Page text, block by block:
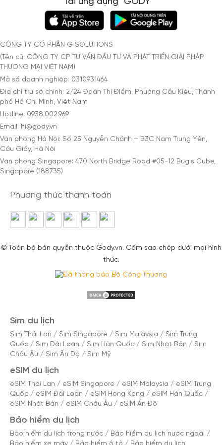
CÔNG TY CỔ PHẦN G SOLUTIONS
(Tên cũ: CÔNG TY CP TƯ VẤN ĐẦU TƯ VÀ PHÁT TRIỂN GIẢI PHÁP
THƯƠNG MẠI VIỆT NAM)
Mã số doanh nghiệp: 0310931464
Địa chỉ trụ sở chính: 2/24 Đoàn Thị Điểm, Phường Cầu Kiệu, Thành
phố Hồ Chí Minh, Việt Nam
Hotline: 0938.002.969
Email: hi@gody.vn
Văn phòng Hà Nội: Số 25 Nguyễn Chánh – B3C Nam Trung Yên,
Cầu Giấy, Hà Nội
Văn phòng Singapore: 470 North Bridge Road #05-12 Bugis Cube,
Singapore (188735)
Phương thức thanh toán
© Toàn bộ bản quyền thuộc Gody.vn. Cấm sao chép dưới mọi hình
thức.
Sim du lịch
Sim Thái Lan / Sim Singapore / Sim Malaysia / Sim Trung
Quốc / Sim Đài Loan / Sim Hàn Quốc / Sim Nhật Bản / Sim
Châu Âu / Sim Ấn Độ / Sim Mỹ
eSIM du lịch
eSIM Thái Lan / eSIM Singapore / eSIM Malaysia / eSIM Trung
Quốc / eSIM Đài Loan / eSIM Hong Kong / eSIM Hàn Quốc /
eSIM Nhật Bản / eSIM Châu Âu / eSIM Ấn Độ
Bảo hiểm du lịch
Bảo hiểm du lịch trong nước / Bảo hiểm du lịch nước ngoài /